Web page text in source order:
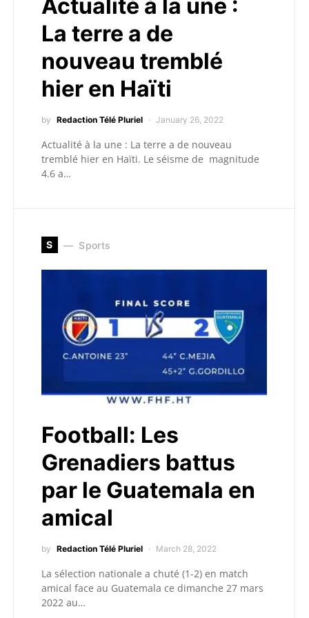
Actualité à la une :
La terre a de
nouveau tremblé
hier en Haïti
by Redaction Télé Pluriel January 26, 2022
Actualité à la une : La terre a de nouveau
tremblé hier en Haïti. Le séisme de magnitude
4.6 a…
S Sports
Football: Les
Grenadiers battus
par le Guatemala en
amical
by Redaction Télé Pluriel March 28, 2022
La sélection nationale a chuté (1-2) en match
amical face au Guatemala ce dimanche 27 mars
2022 au…